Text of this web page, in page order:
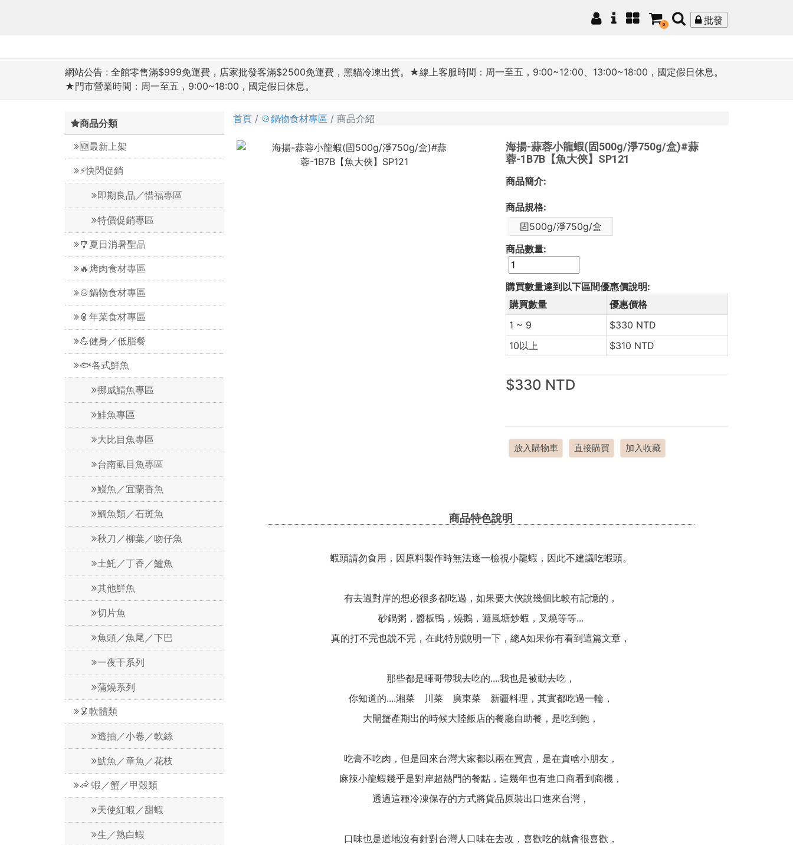
0 批發
網站公告 : 全館零售滿$999免運費，店家批發客滿$2500免運費，黑貓冷凍出貨。★線上客服時間：周一至五，9:00~12:00、13:00~18:00，國定假日休息。
★門市營業時間：周一至五，9:00~18:00，國定假日休息。
商品分類
🆕最新上架
⚡️快閃促銷
即期良品／惜福專區
特價促銷專區
🎐夏日消暑聖品
🔥烤肉食材專區
🍲鍋物食材專區
🏮年菜食材專區
💪健身／低脂餐
🐟各式鮮魚
挪威鯖魚專區
鮭魚專區
大比目魚專區
台南虱目魚專區
鰻魚／宜蘭香魚
鯛魚類／石斑魚
秋刀／柳葉／吻仔魚
土魠／丁香／鱸魚
其他鮮魚
切片魚
魚頭／魚尾／下巴
一夜干系列
蒲燒系列
🦑軟體類
透抽／小卷／軟絲
魷魚／章魚／花枝
🦐 蝦／蟹／甲殼類
天使紅蝦／甜蝦
生／熟白蝦
首頁 🍲鍋物食材專區 商品介紹
海揚-蒜蓉小龍蝦(固500g/淨750g/盒)#蒜
蓉-1B7B【魚大俠】SP121
商品簡介:
商品規格:
固500g/淨750g/盒
商品數量:
購買數量達到以下區間優惠價說明:
購買數量
優惠價格
1 ~ 9
$330 NTD
10以上
$310 NTD
$330 NTD
放入購物車 直接購買 加入收藏
商品特色說明
蝦頭請勿食用，因原料製作時無法逐一檢視小龍蝦，因此不建議吃蝦頭。
有去過對岸的想必很多都吃過，如果要大俠說幾個比較有記憶的，
砂鍋粥，醬板鴨，燒鵝，避風塘炒蝦，叉燒等等...
真的打不完也說不完，在此特別說明一下，總A如果你有看到這篇文章，
那些都是暉哥帶我去吃的....我也是被動去吃，
你知道的....湘菜 川菜 廣東菜 新疆料理，其實都吃過一輪，
大閘蟹產期出的時候大陸飯店的餐廳自助餐，是吃到飽，
吃膏不吃肉，但是回來台灣大家都以兩在買賣，是在貴啥小朋友，
麻辣小龍蝦幾乎是對岸超熱門的餐點，這幾年也有進口商看到商機，
透過這種冷凍保存的方式將貨品原裝出口進來台灣，
口味也是道地沒有針對台灣人口味在去改，喜歡吃的就會很喜歡，